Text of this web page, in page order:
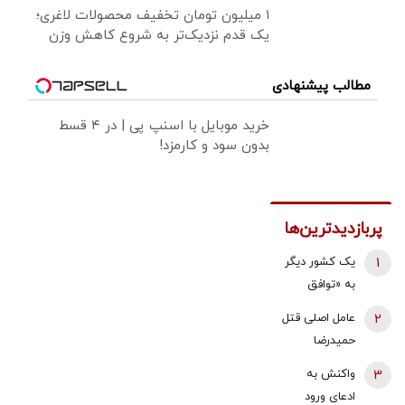
۱ میلیون تومان تخفیف محصولات لاغری؛
یک قدم نزدیک‌تر به شروع کاهش وزن
مطالب پیشنهادی
خرید موبایل با اسنپ پی | در ۴ قسط
بدون سود و کارمزد!
پربازدیدترین‌ها
یک کشور دیگر
به «توافق
پیوندد/ ترکیه
خیال ایران را
راحت کرد
1
عامل اصلی قتل
حمیدرضا
دستگیر شد
2
واکنش به
ادعای ورود
3